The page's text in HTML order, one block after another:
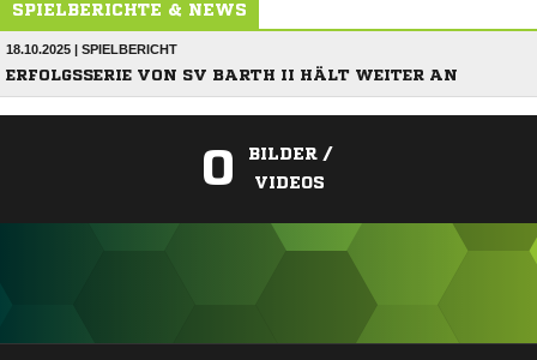
SPIELBERICHTE & NEWS
18.10.2025 | SPIELBERICHT
ERFOLGSSERIE VON SV BARTH II HÄLT WEITER AN
0
BILDER /
VIDEOS